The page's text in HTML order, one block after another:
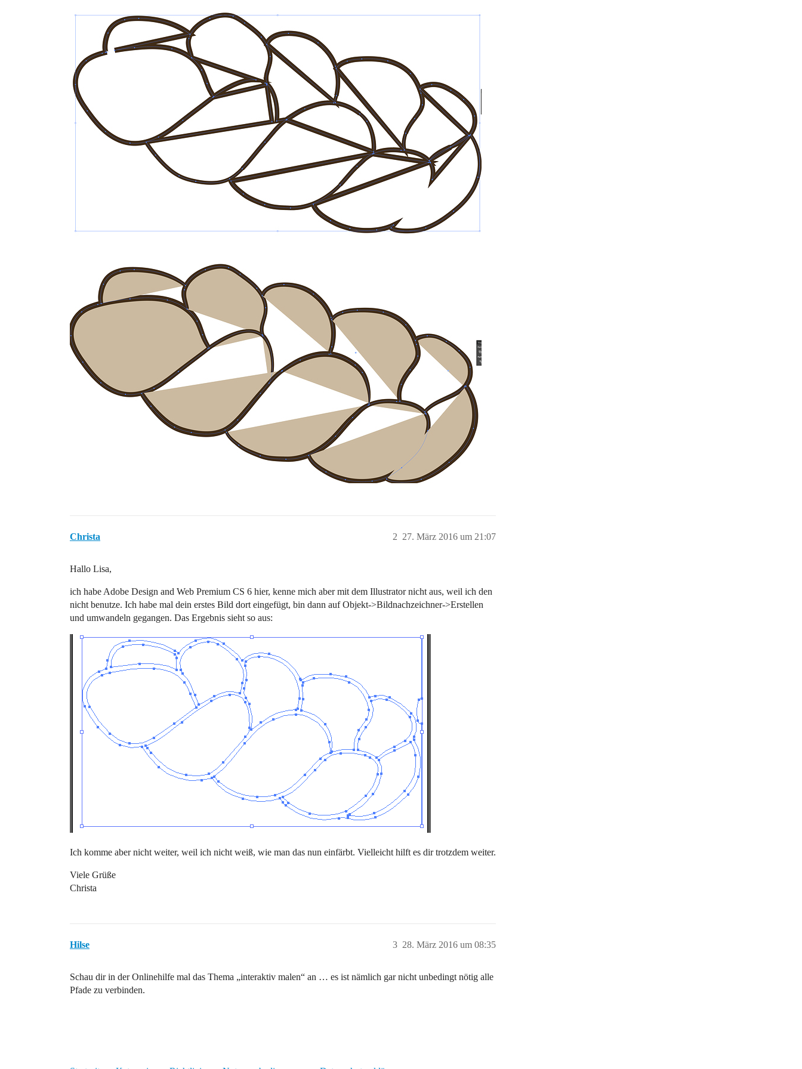
Christa 27. März 2016 um 21:07
2
Hallo Lisa,
ich habe Adobe Design and Web Premium CS 6 hier, kenne mich aber mit dem Illustrator nicht aus, weil ich den
nicht benutze. Ich habe mal dein erstes Bild dort eingefügt, bin dann auf Objekt->Bildnachzeichner->Erstellen
und umwandeln gegangen. Das Ergebnis sieht so aus:
Ich komme aber nicht weiter, weil ich nicht weiß, wie man das nun einfärbt. Vielleicht hilft es dir trotzdem weiter.
Viele Grüße
Christa
Hilse 28. März 2016 um 08:35
3
Schau dir in der Onlinehilfe mal das Thema „interaktiv malen“ an … es ist nämlich gar nicht unbedingt nötig alle
Pfade zu verbinden.